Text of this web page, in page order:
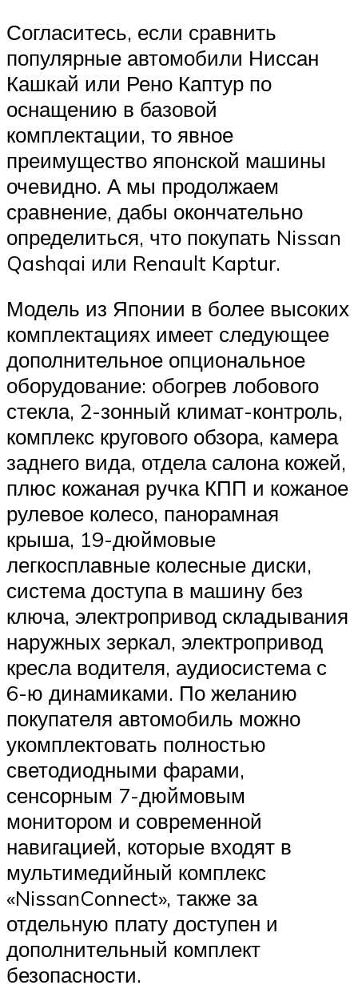
Согласитесь, если сравнить
популярные автомобили Ниссан
Кашкай или Рено Каптур по
оснащению в базовой
комплектации, то явное
преимущество японской машины
очевидно. А мы продолжаем
сравнение, дабы окончательно
определиться, что покупать Nissan
Qashqai или Renault Kaptur.
Модель из Японии в более высоких
комплектациях имеет следующее
дополнительное опциональное
оборудование: обогрев лобового
стекла, 2-зонный климат-контроль,
комплекс кругового обзора, камера
заднего вида, отдела салона кожей,
плюс кожаная ручка КПП и кожаное
рулевое колесо, панорамная
крыша, 19-дюймовые
легкосплавные колесные диски,
система доступа в машину без
ключа, электропривод складывания
наружных зеркал, электропривод
кресла водителя, аудиосистема с
6-ю динамиками. По желанию
покупателя автомобиль можно
укомплектовать полностью
светодиодными фарами,
сенсорным 7-дюймовым
монитором и современной
навигацией, которые входят в
мультимедийный комплекс
«NissanConnect», также за
отдельную плату доступен и
дополнительный комплект
безопасности.